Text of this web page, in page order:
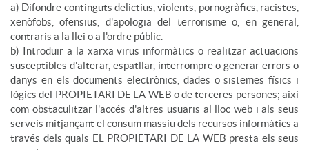
a) Difondre continguts delictius, violents, pornogràfics, racistes,
xenòfobs, ofensius, d'apologia del terrorisme o, en general,
contraris a la llei o a l'ordre públic.
b) Introduir a la xarxa virus informàtics o realitzar actuacions
susceptibles d'alterar, espatllar, interrompre o generar errors o
danys en els documents electrònics, dades o sistemes físics i
lògics del PROPIETARI DE LA WEB o de terceres persones; així
com obstaculitzar l'accés d'altres usuaris al lloc web i als seus
serveis mitjançant el consum massiu dels recursos informàtics a
través dels quals EL PROPIETARI DE LA WEB presta els seus